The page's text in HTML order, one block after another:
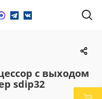
с выходом
sdip32